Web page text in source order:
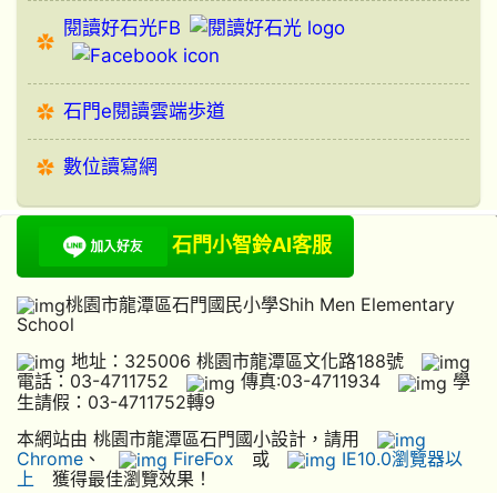
閱讀好石光FB
石門e閱讀雲端歩道
數位讀寫網
石門小智鈴AI客服
桃園市龍潭區石門國民小學Shih Men Elementary
School
地址：325006 桃園市龍潭區文化路188號
電話：03-4711752
傳真:03-4711934
學
生請假：03-4711752轉9
本網站由 桃園市龍潭區石門國小設計，請用
Chrome 、 FireFox 或
IE10.0瀏覽器以
上 獲得最佳瀏覽效果！